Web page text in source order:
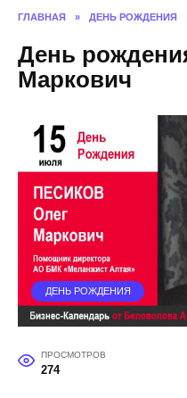
ГЛАВНАЯ » ДЕНЬ РОЖДЕНИЯ
День
Маркович
ДЕНЬ РОЖДЕНИЯ
ПРОСМОТРОВ
274